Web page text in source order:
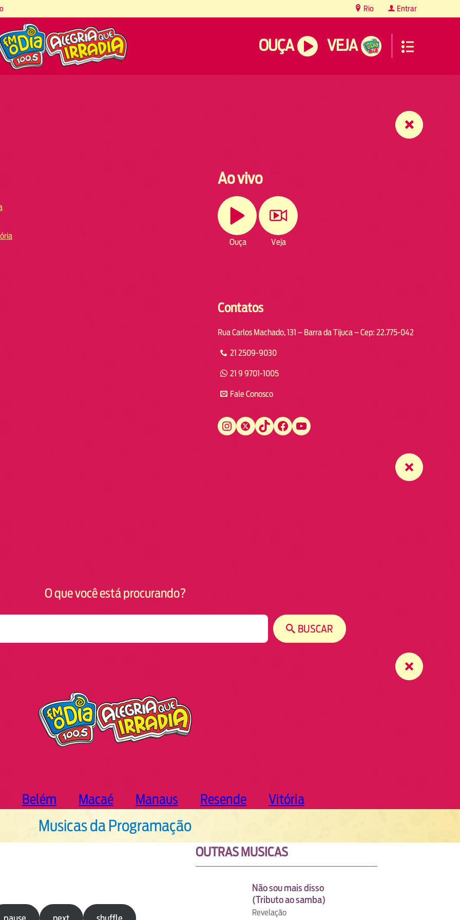
Rio Entrar
OUÇA VEJA
Ao vivo
Ouça Veja
Contatos
Rua Carlos Machado, 131 – Barra da Tijuca – Cep: 22.775-042
21 2509-9030
21 9 9701-1005
Fale Conosco
Instagram Twitter TikTok Facebook YouTube
O que você está procurando?
BUSCAR
Belém Macaé Manaus Resende Vitória
Musicas da Programação
OUTRAS MUSICAS
Não sou mais disso
(Tributo ao samba)
Revelação